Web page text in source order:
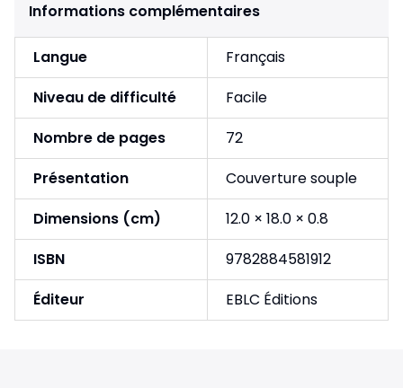
Informations complémentaires
Langue
Français
Niveau de difficulté
Facile
Nombre de pages
72
Présentation
Couverture souple
Dimensions (cm)
12.0 × 18.0 × 0.8
ISBN
9782884581912
Éditeur
EBLC Éditions